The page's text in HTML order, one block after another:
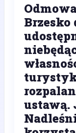
Brzesko
ustawą.